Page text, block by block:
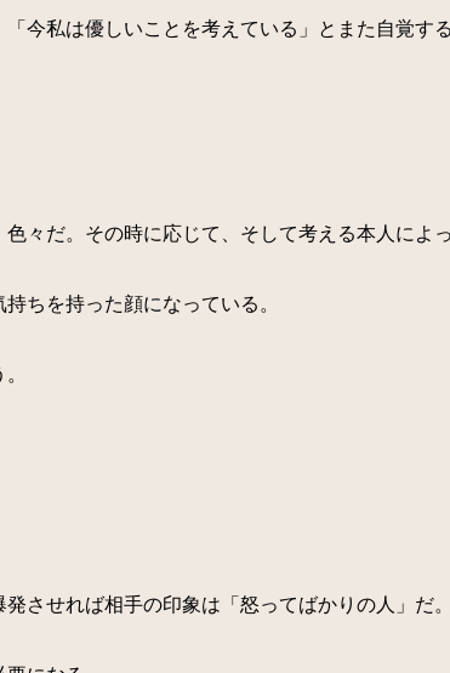
今私は優しいことを考えている」とまた自覚する
だ。その時に応じて、そして考える本人によ
ちを持った顔になっている。
させれば相手の印象は「怒ってばかりの人」だ。